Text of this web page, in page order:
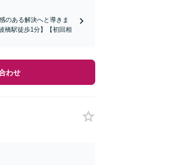
のある解決へと導きま
橋駅徒歩1分】【初回相
わせ